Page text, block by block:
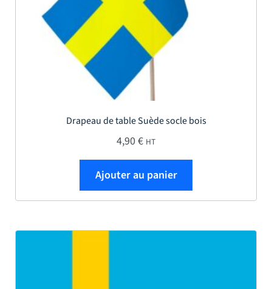
Drapeau de table Suède socle bois
4,90€ HT
Ajouter au panier